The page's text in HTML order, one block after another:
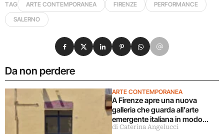
TAG ARTE CONTEMPORANEA FIRENZE
PERFORMANCE
SALERNO
Da non perdere
ARTE CONTEMPORANEA
A Firenze apre una nuova
galleria che guarda all’arte
emergente italiana in modo
decentrato
di Caterina Angelucci
Condividi su Facebook
Condividi su X
Condividi su LinkedIn
Condividi su Pinterest
Condividi su WhatsApp
Condividi su Email